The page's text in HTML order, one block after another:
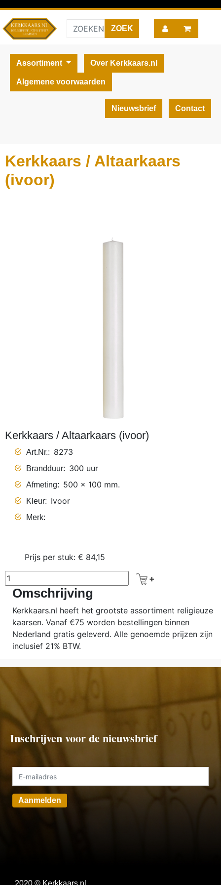
Assortiment Over Kerkkaars.nl
Algemene voorwaarden
Nieuwsbrief Contact
Kerkkaars / Altaarkaars
(ivoor)
Kerkkaars / Altaarkaars (ivoor)
Art.Nr. 8273
Brandduur 300 uur
Afmeting 500 x 100 mm.
Kleur Ivoor
Merk
Prijs per stuk: € 84,15
Omschrijving
Kerkkaars.nl heeft het grootste assortiment religieuze
kaarsen. Vanaf €75 worden bestellingen binnen
Nederland gratis geleverd. Alle genoemde prijzen zijn
inclusief 21% BTW.
Inschrijven voor de nieuwsbrief
Aanmelden
2020 © Kerkkaars.nl